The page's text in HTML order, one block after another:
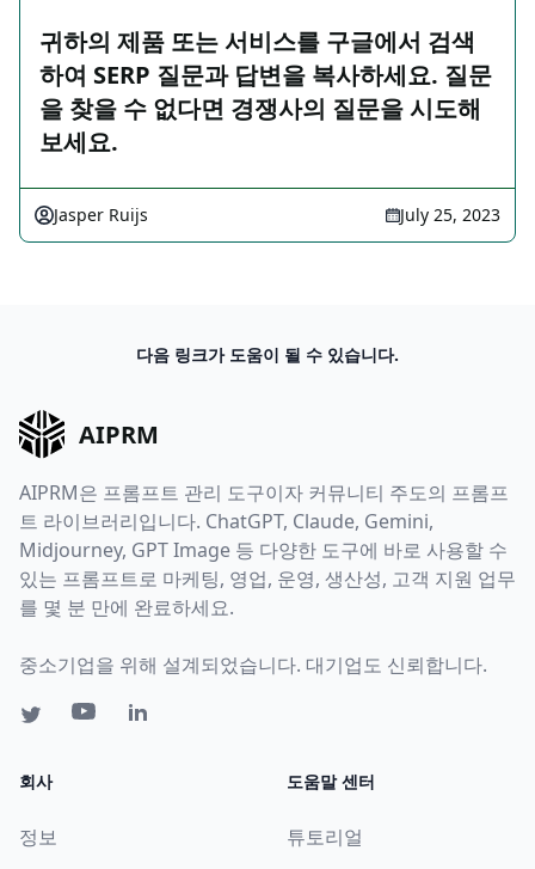
귀하의 제품 또는 서비스를 구글에서 검색
하여 SERP 질문과 답변을 복사하세요. 질문
을 찾을 수 없다면 경쟁사의 질문을 시도해
보세요.
Jasper Ruijs July 25, 2023
다음 링크가 도움이 될 수 있습니다.
AIPRM
AIPRM은 프롬프트 관리 도구이자 커뮤니티 주도의 프롬프
트 라이브러리입니다. ChatGPT, Claude, Gemini,
Midjourney, GPT Image 등 다양한 도구에 바로 사용할 수
있는 프롬프트로 마케팅, 영업, 운영, 생산성, 고객 지원 업무
를 몇 분 만에 완료하세요.
중소기업을 위해 설계되었습니다. 대기업도 신뢰합니다.
회사
정보
도움말 센터
튜토리얼